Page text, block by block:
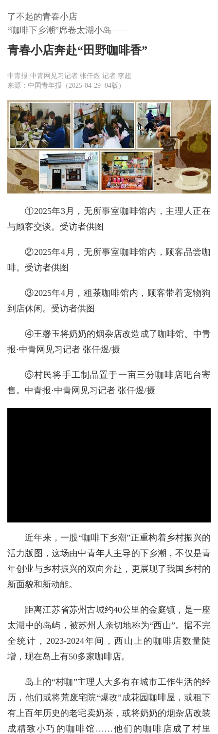
了不起的青春小店
“咖啡下乡潮”席卷太湖小岛——
青春小店奔赴“田野咖啡香”
中青报·中青网见习记者 张仟煜 记者 李超
来源：中国青年报（2025-04-29 04版）
①2025年3月，无所事室咖啡馆内，主理人正在
与顾客交谈。受访者供图
②2025年4月，无所事室咖啡馆内，顾客品尝咖
啡。受访者供图
③2025年4月，粗茶咖啡馆内，顾客带着宠物狗
到店休闲。受访者供图
④王馨玉将奶奶的烟杂店改造成了咖啡馆。中青
报·中青网见习记者 张仟煜/摄
⑤村民将手工制品置于一亩三分咖啡店吧台寄
售。中青报·中青网见习记者 张仟煜/摄
近年来，一股“咖啡下乡潮”正重构着乡村振兴的
活力版图，这场由中青年人主导的下乡潮，不仅是青
年创业与乡村振兴的双向奔赴，更展现了我国乡村的
新面貌和新动能。
距离江苏省苏州古城约40公里的金庭镇，是一座
太湖中的岛屿，被苏州人亲切地称为“西山”。据不完
全统计，2023-2024年间，西山上的咖啡店数量陡
增，现在岛上有50多家咖啡店。
岛上的“村咖”主理人大多有在城市工作生活的经
历，他们或将荒废宅院“爆改”成花园咖啡屋，或租下
有上百年历史的老宅卖奶茶，或将奶奶的烟杂店改装
成精致小巧的咖啡馆……他们的咖啡店成了村里